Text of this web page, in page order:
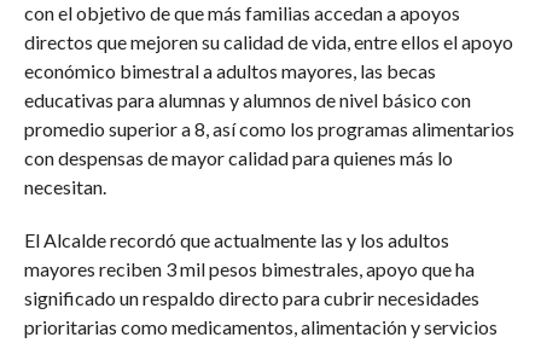
con el objetivo de que más familias accedan a apoyos
directos que mejoren su calidad de vida, entre ellos el apoyo
económico bimestral a adultos mayores, las becas
educativas para alumnas y alumnos de nivel básico con
promedio superior a 8, así como los programas alimentarios
con despensas de mayor calidad para quienes más lo
necesitan.
El Alcalde recordó que actualmente las y los adultos
mayores reciben 3 mil pesos bimestrales, apoyo que ha
significado un respaldo directo para cubrir necesidades
prioritarias como medicamentos, alimentación y servicios